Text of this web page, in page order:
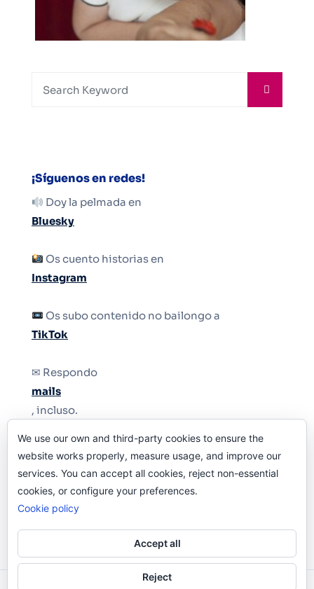
¡Síguenos en redes!
Doy la pelmada en
Bluesky
Os cuento historias en
Instagram
Os subo contenido no bailongo a
TikTok
✉ Respondo
mails
, incluso.
Y si una persona no puede tener teléfono, que
le quiten el teléfono.
We use our own and third-party cookies to ensure the
website works properly, measure usage, and improve our
services. You can accept all cookies, reject non-essential
cookies, or configure your preferences.
Cookie policy
Accept all
Reject